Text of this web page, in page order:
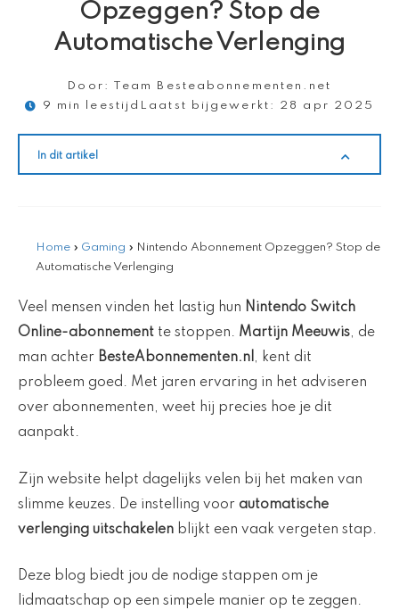
Opzeggen? Stop de
Automatische Verlenging
Door:
Team Besteabonnementen.net
9 min leestijd Laatst bijgewerkt: 28 apr 2025
In dit artikel
Home » Gaming » Nintendo Abonnement Opzeggen? Stop de
Automatische Verlenging
Veel mensen vinden het lastig hun Nintendo Switch
Online-abonnement te stoppen. Martijn Meeuwis, de
man achter BesteAbonnementen.nl , kent dit
probleem goed. Met jaren ervaring in het adviseren
over abonnementen, weet hij precies hoe je dit
aanpakt.
Zijn website helpt dagelijks velen bij het maken van
slimme keuzes. De instelling voor automatische
verlenging uitschakelen blijkt een vaak vergeten stap.
Deze blog biedt jou de nodige stappen om je
lidmaatschap op een simpele manier op te zeggen.